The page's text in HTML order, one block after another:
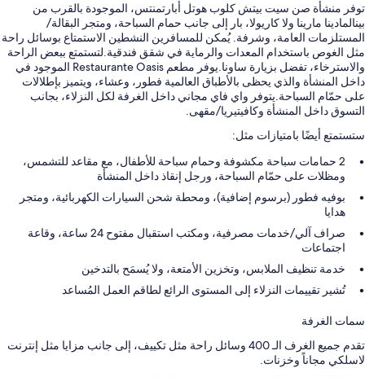
توفر منشأة صن سيت بيتش كلوب هوتل أبارتمنتس، الموجودة بالقرب من
بينالمادينا مارينا ولا كاريولا، بار إلى جانب حمام السباحة، ومتجر البقالة/
المستلزمات العامة، وشرفة. يُمكن للمسافرين النشطين الاستمتاع بوسائل راحة
مثل الغوص باستخدام المعدات والرماية في شقق فندقية.لتستمتع ببعض الراحة
والاسترخاء، تفضل بزيارة ساونا.يوفر مطعم Restaurante Oasis الموجود في
داخل المنشأة والذي يحظى بالأطباق العالمية فطور، وعشاء، ويتميز بإطلالات
على حمّام السباحة.يتوفر واي فاي مجاني داخل الغرفة لكل النزلاء، بجانب
التسوق داخل المنشأة وكافيتيريا/مقهى.
ستستمتع أيضًا بامتيازات مثل:
2 حمامات سباحة مكشوفة وحمام سباحة للأطفال، مع مقاعد للتشمس،
ومظلات على حمّام السباحة، ورجل إنقاذ داخل المنشأة
بوفيه فطور (برسوم إضافية)، ومحطة شحن السيارات الكهربائية، ومتجر
هدايا
صراف آلي/خدمات مصرفية، ومكتب استقبال مفتوح 24 ساعة، وقاعة
اجتماعات
خدمة تنظيف الملابس، وتخزين الأمتعة، ولا يُسمَح بالتدخين
تُشير تقييمات النزلاء إلى المستوى الرائع لطاقم العمل المُساعد
سمات الغرفة
تقدم جميع الغرف الـ 400 وسائل راحة مثل تكييف، إلى جانب مزايا مثل إنترنت
لاسلكي مجاناً وخزنات.